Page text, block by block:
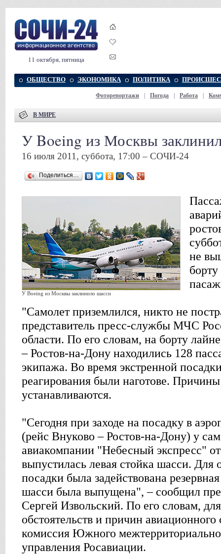
11 октября, пятница
ОБЩЕСТВО ЭКОНОМИКА ПОЛИТИКА
Фоторепортажи Погода Работа
В МИРЕ
У Boeing из Москвы
16 июля 2011, суббота, 17:00 – СОЧИ-24
Поделиться…
У Boeing из Москвы заклинило шасси
не
"Самолет приземлился, никто не
представитель пресс-службы МЧС
области. По его словам, на борту
– Ростов-на-Дону находились 128
экипажа. Во время экстренной
реагирования были наготове.
устанавливаются.
"Сегодня при заходе на посадку в
(рейс Внуково – Ростов-на-Дону) у
авиакомпании "Небесный экспресс"
выпустилась левая стойка шасси. Для
посадки была задействована
шасси была выпущена", – сообщил
Сергей Извольский. По его словам,
обстоятельств и причин авиационного
комиссия Южного
управления Росавиации.